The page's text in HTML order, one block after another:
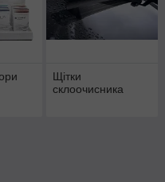
Щітки
склоочисника